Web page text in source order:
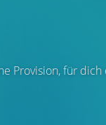
Provision, für